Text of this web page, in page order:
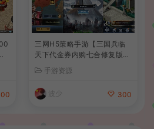
三网H5策略手游【三国兵临
天下代金券内购七合修复版】
+Linux手工服务端+管理后台
+GM授权后台+简易安卓客户
端+详细搭建教程+视频教程
手游资源
波少 300